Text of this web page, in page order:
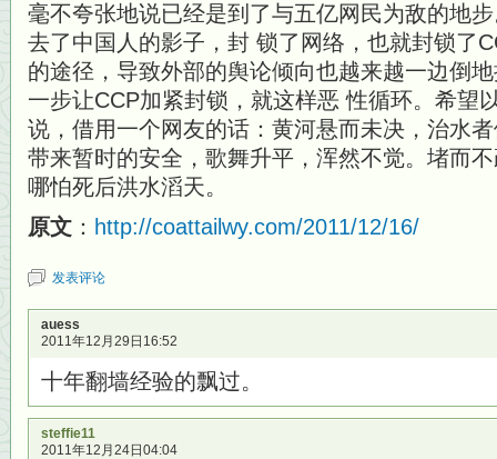
毫不夸张地说已经是到了与五亿网民为敌的地
去了中国人的影子，封 锁了网络，也就封锁了
的途径，导致外部的舆论倾向也越来越一边倒
一步让CCP加紧封锁，就这样恶 性循环。希望
说，借用一个网友的话：黄河悬而未决，治水
带来暂时的安全，歌舞升平，浑然不觉。堵而
哪怕死后洪水滔天。
原文 ： http://coattailwy.com/2011/12/16/
发表评论
auess
2011年12月29日16:52
十年翻墙经验的飘过。
steffie11
2011年12月24日04:04